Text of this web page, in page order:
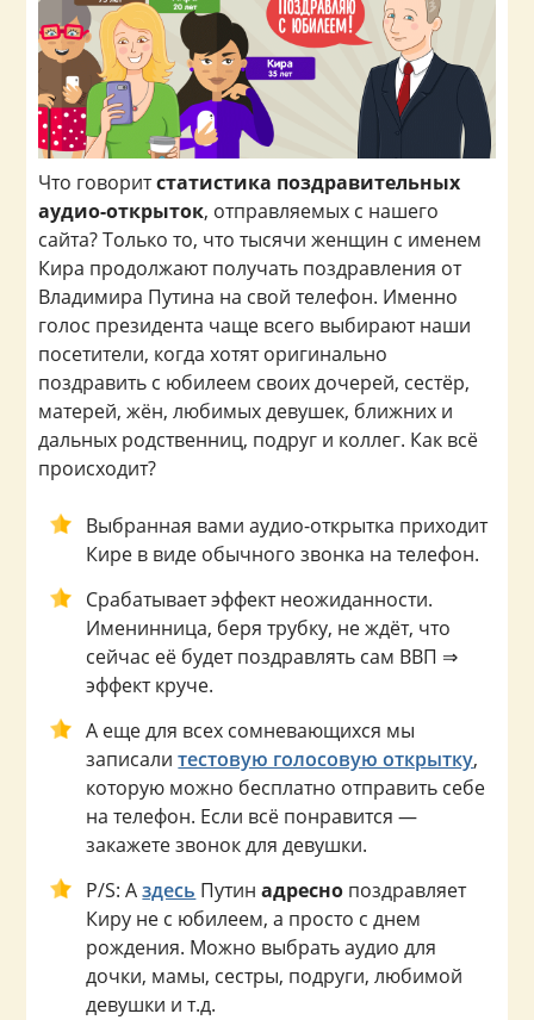
Что говоритстатистика поздравительных
аудио-открыток, отправляемых с нашего
сайта? Только то, что тысячи женщин с именем
Кира продолжают получать поздравления от
Владимира Путина на свой телефон. Именно
голос президента чаще всего выбирают наши
посетители, когда хотят оригинально
поздравить с юбилеем своих дочерей, сестёр,
матерей, жён, любимых девушек, ближних и
дальных родственниц, подруг и коллег. Как всё
происходит?
Выбранная вами аудио-открытка приходит
Кире в виде обычного звонка на телефон.
Срабатывает эффект неожиданности.
Именинница, беря трубку, не ждёт, что
сейчас её будет поздравлять сам ВВП ⇒
эффект круче.
А еще для всех сомневающихся мы
записалитестовую голосовую открытку,
которую можно бесплатно отправить себе
на телефон. Если всё понравится —
закажете звонок для девушки.
P/S: Аздесь Путинадресно поздравляет
Киру не с юбилеем, а просто с днем
рождения. Можно выбрать аудио для
дочки, мамы, сестры, подруги, любимой
девушки и т.д.